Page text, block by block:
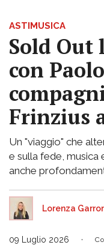
ASTIMUSICA
Sold Out
con
Frinzius
Un "viaggio" che
e sulla fede, musica
anche
Lorenza
09 Luglio 2026